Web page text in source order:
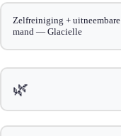
Zelfreiniging + uitneembare
mand — Glacielle
🌿